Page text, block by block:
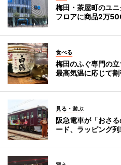
梅田・茶屋町のユ
フロアに商品2万
食べる
梅田のふぐ専門の
最高気温に応じて割
見る・遊ぶ
阪急電車が「おさ
ード、ラッピング列